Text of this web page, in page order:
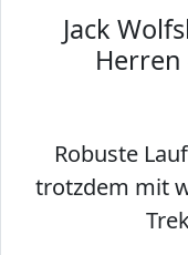
Jack
Herren
Robuste
trotzdem mit